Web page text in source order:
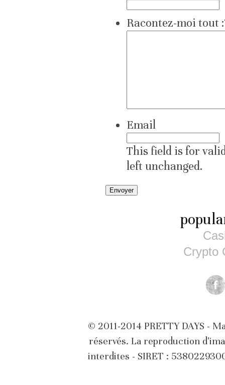
Racontez-moi tout :
Email
This field is for
left unchanged.
Crypto
© 2011-2014 PRETTY DAYS -
réservés. La reproduction
interdites - SIRET :